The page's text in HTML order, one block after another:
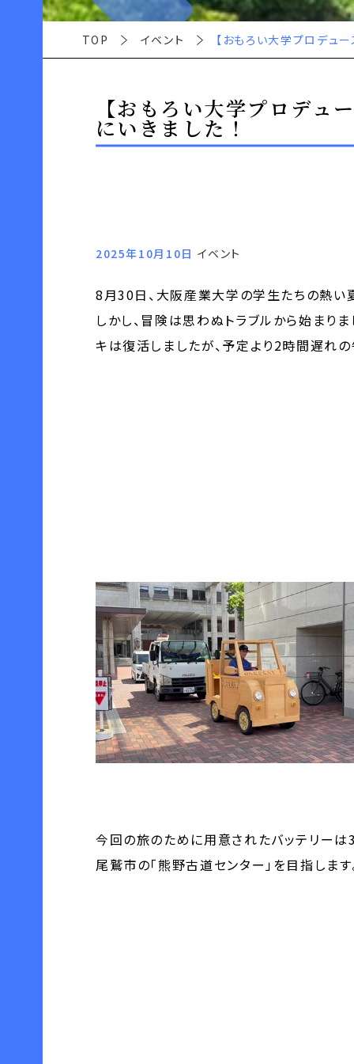
TOP イベント 【おもろい大学プロデュ
【おもろい大学プロデ
にいきました！
2025年10月10日 イベント
8月30日、大阪産業大学の学生たちの熱い
しかし、冒険は思わぬトラブルから始まり
キは復活しましたが、予定より2時間遅れの
今回の旅のために用意されたバッテリーは
尾鷲市の「熊野古道センター」を目指します